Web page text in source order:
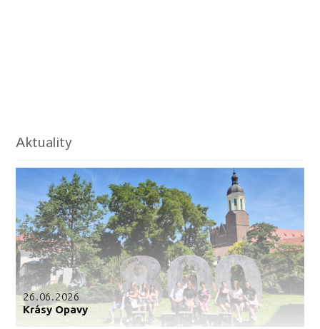
Aktuality
26.06.2026
Krásy Opavy